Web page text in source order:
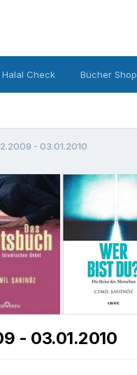
Halal Check Bücher Shop
- 03.01.2010
- 03.01.2010